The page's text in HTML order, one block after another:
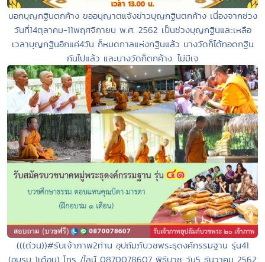
บอกบุญกฐินตกค้าง ขออนุญาตแจ้งข่าวบุญกฐินตกค้าง เนื่องจากช่วง
วันที่14ตุลาคม-11พฤศจิกายน พ.ศ. 2562 เป็นช่วงบุญกฐินและเหลือ
เวลาบุญกฐินอีกแค่4วัน ก็หมดกาลแห่งกฐินแล้ว บางวัดก็ได้ทอดกฐิน
กันไปแล้ว และบางวัดก็ตกค้าง. ไม่มีเจ
(((ด่วน))#รับเจ้าภาพ2ท่าน อุปถัมภ์บวชพระธุดงค์กรรมฐาน รุ่น41
(อบรม 1เดือน) โทร /ไลน์ 0870078607 พิธีบวช วัน5 ธันวาคม 2562